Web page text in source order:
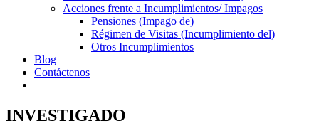
Acciones frente a Incumplimientos/ Impagos
Pensiones (Impago de)
Régimen de Visitas (Incumplimiento del)
Otros Incumplimientos
Blog
Contáctenos
INVESTIGADO